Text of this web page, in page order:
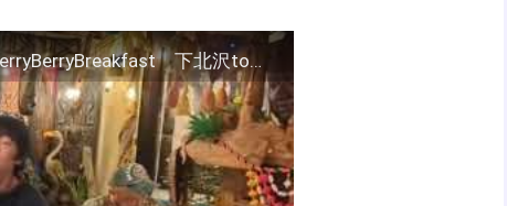
「明日の沖縄雪予報」作詞・作曲/田中宏明 BerryBerryBreakfast 下北沢tomboyで１曲演奏させていただいた